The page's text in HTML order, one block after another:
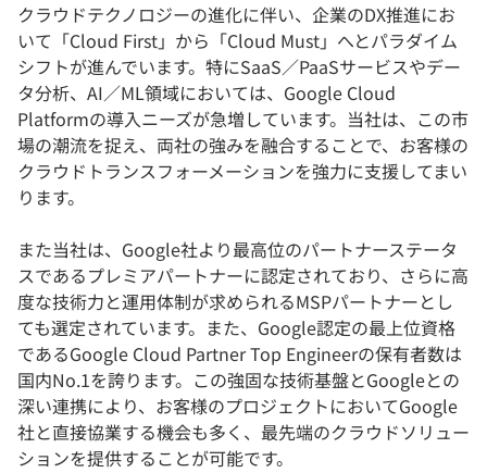
クラウドテクノロジーの進化に伴い、企業のDX推進にお
いて「Cloud First」から「Cloud Must」へとパラダイム
シフトが進んでいます。特にSaaS／PaaSサービスやデー
タ分析、AI／ML領域においては、Google Cloud
Platformの導入ニーズが急増しています。当社は、この市
場の潮流を捉え、両社の強みを融合することで、お客様の
クラウドトランスフォーメーションを強力に支援してまい
ります。
また当社は、Google社より最高位のパートナーステータ
スであるプレミアパートナーに認定されており、さらに高
度な技術力と運用体制が求められるMSPパートナーとし
ても選定されています。また、Google認定の最上位資格
であるGoogle Cloud Partner Top Engineerの保有者数は
国内No.1を誇ります。この強固な技術基盤とGoogleとの
深い連携により、お客様のプロジェクトにおいてGoogle
社と直接協業する機会も多く、最先端のクラウドソリュー
ションを提供することが可能です。